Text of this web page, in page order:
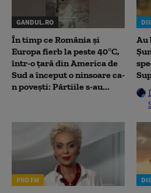
GANDUL.RO
În timp ce România și
Europa fierb la peste 40°C,
într-o țară din America de
Sud a început o ninsoare ca-
n povești: Pârtiile s-au...
Au
PRO FM